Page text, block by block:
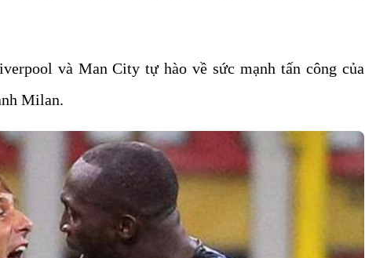
và Man City tự hào về sức mạnh tấn công của
Milan.